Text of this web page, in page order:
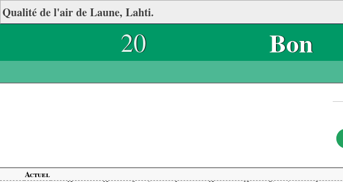
Qualité de l'air de Laune, Lahti.
20 Bon
Actuel